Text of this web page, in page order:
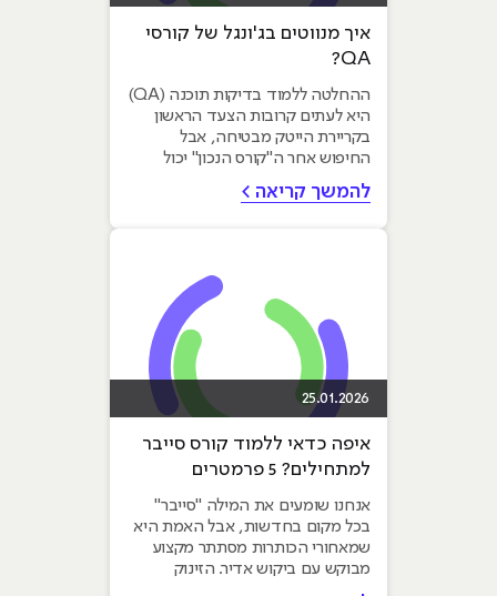
איך מנווטים בג'ונגל של קורסי
QA?
ההחלטה ללמוד בדיקות תוכנה (QA)
היא לעתים קרובות הצעד הראשון
בקריירת הייטק מבטיחה, אבל
החיפוש אחר ה"קורס הנכון" יכול
להיות מבלבל. השוק מוצף...
להמשך קריאה >
25.01.2026
איפה כדאי ללמוד קורס סייבר
למתחילים? 5 פרמטרים
שחייבים לבדוק לפני שנרשמים
אנחנו שומעים את המילה "סייבר"
בכל מקום בחדשות, אבל האמת היא
שמאחורי הכותרות מסתתר מקצוע
מבוקש עם ביקוש אדיר. הזינוק
בתקיפות על ארגונים יצר...